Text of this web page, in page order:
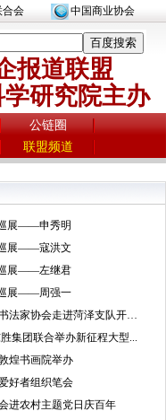
合会 中国商业协会
报道联盟
研究院主办
公链圈
联盟频道
展——申秀明
展——寇洪文
巡展——左继君
巡展——周强一
挥墨颂消防，菏泽市书法家协会走进菏泽支队开展...
集团联合举办新征程大型...
煌书画院举办
好者组织笔会
进农村主题党日庆百年